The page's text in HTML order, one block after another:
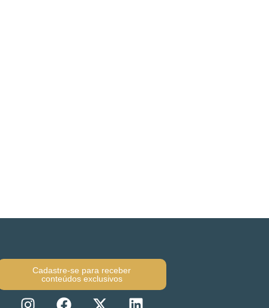
Cadastre-se para receber
conteúdos exclusivos